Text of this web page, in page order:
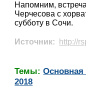
Напомним,
Черчесова с
субботу в Сочи.
Источник: http://
Темы:Основная
2018